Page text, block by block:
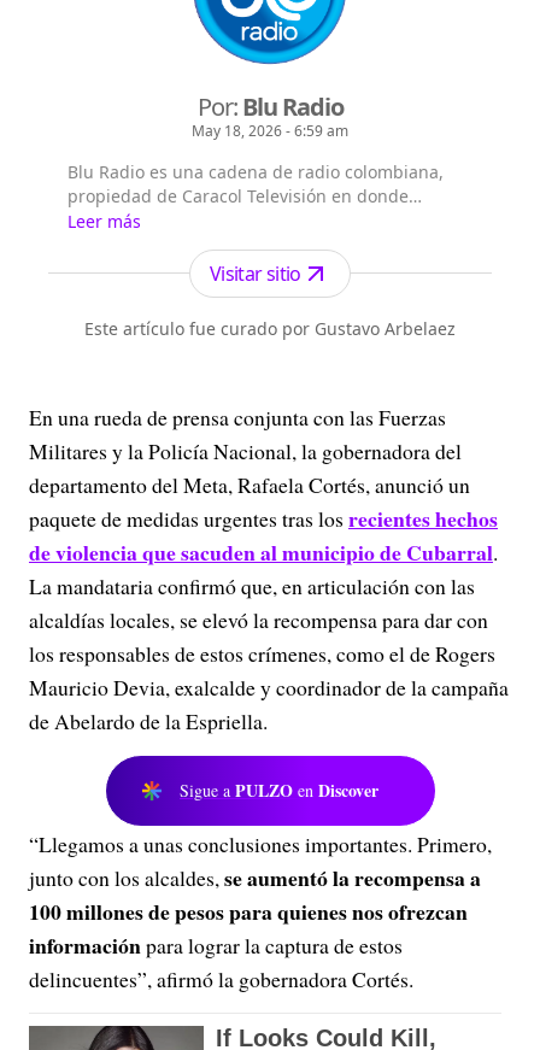
Por:Blu Radio
May 18, 2026 - 6:59 am
Blu Radio es una cadena de radio colombiana,
propiedad de Caracol Televisión en donde
encontrará las noticias de Colombia y el mundo
sobre deportes, actualidad, tecnología, política,
fútbol.
Leer más
Visitar sitio
Este artículo fue curado por Gustavo Arbelaez
En una rueda de prensa conjunta con las Fuerzas
Militares y la Policía Nacional, la gobernadora del
departamento del Meta, Rafaela Cortés, anunció un
paquete de medidas urgentes tras los recienteshechos
de violencia que sacuden al municipio de Cubarral.
La mandataria confirmó que, en articulación con las
alcaldías locales, se elevó la recompensa para dar con
los responsables de estos crímenes, como el de Rogers
Mauricio Devia, exalcalde y coordinador de la campaña
de Abelardo de la Espriella.
Sigue a PULZO en Discover
“Llegamos a unas conclusiones importantes. Primero,
junto con los alcaldes,se aumentó la recompensa a
100 millones de pesos para quienes nos ofrezcan
informaciónpara lograr la captura de estos
delincuentes”, afirmó la gobernadora Cortés.